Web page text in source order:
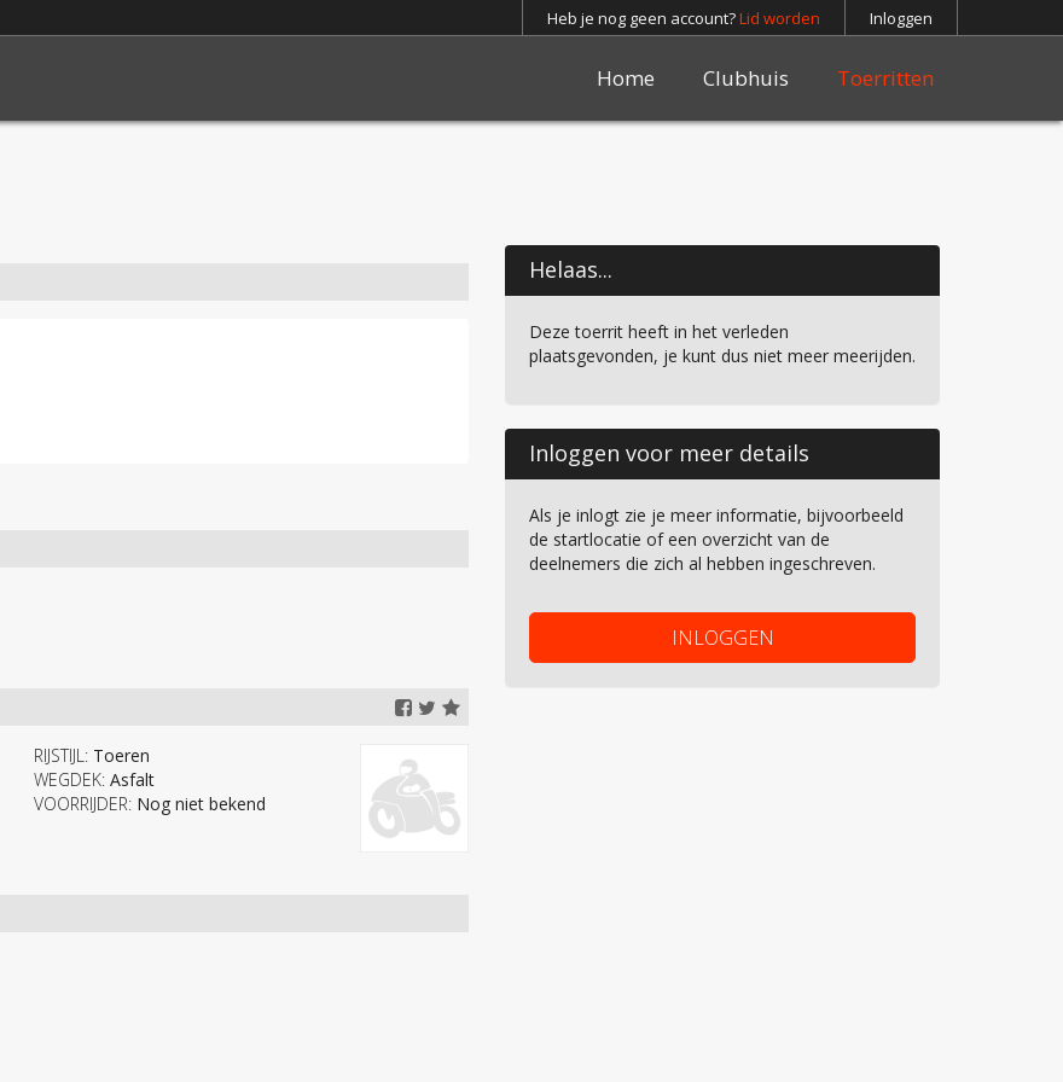
Heb je nog geen account?Lid worden Inloggen
Home Clubhuis Toerritten
Helaas...
Deze toerrit heeft in het verleden
plaatsgevonden, je kunt dus niet meer meerijden.
Inloggen voor meer details
Als je inlogt zie je meer informatie, bijvoorbeeld
de startlocatie of een overzicht van de
deelnemers die zich al hebben ingeschreven.
INLOGGEN
RIJSTIJL: Toeren
WEGDEK: Asfalt
VOORRIJDER: Nog niet bekend